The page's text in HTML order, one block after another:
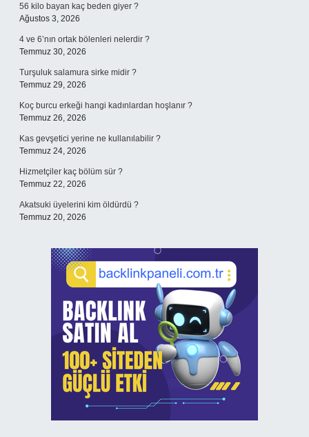
56 kilo bayan kaç beden giyer ?
Ağustos 3, 2026
4 ve 6’nın ortak bölenleri nelerdir ?
Temmuz 30, 2026
Turşuluk salamura sirke midir ?
Temmuz 29, 2026
Koç burcu erkeği hangi kadınlardan hoşlanır ?
Temmuz 26, 2026
Kas gevşetici yerine ne kullanılabilir ?
Temmuz 24, 2026
Hizmetçiler kaç bölüm sür ?
Temmuz 22, 2026
Akatsuki üyelerini kim öldürdü ?
Temmuz 20, 2026